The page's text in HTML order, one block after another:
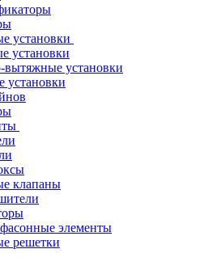
установки
установки
установки
клапаны
элементы
решетки